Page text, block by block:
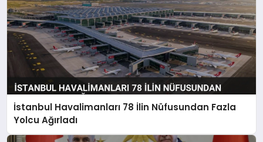
İstanbul Havalimanları 78 İlin Nüfusundan Fazla
Yolcu Ağırladı